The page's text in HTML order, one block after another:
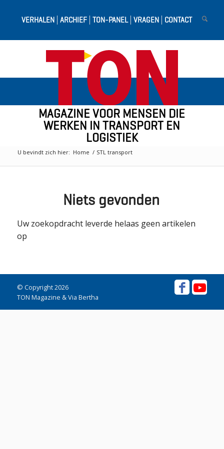
MAGAZINE VOOR MENSEN DIE
WERKEN IN TRANSPORT EN
LOGISTIEK
VERHALEN ARCHIEF TON-PANEL VRAGEN CONTACT
U bevindt zich hier: Home / STL transport
Niets gevonden
Uw zoekopdracht leverde helaas geen artikelen
op
© Copyright 2026
TON Magazine & Via Bertha